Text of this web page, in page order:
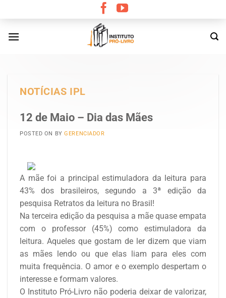
content
NOTÍCIAS IPL
12 de Maio – Dia das Mães
POSTED ON BYGERENCIADOR
A mãe foi a principal estimuladora da leitura para
43% dos brasileiros, segundo a 3ª edição da
pesquisa Retratos da leitura no Brasil!
Na terceira edição da pesquisa a mãe quase empata
com o professor (45%) como estimuladora da
leitura. Aqueles que gostam de ler dizem que viam
as mães lendo ou que elas liam para eles com
muita frequência. O amor e o exemplo despertam o
interesse e formam valores.
O Instituto Pró-Livro não poderia deixar de valorizar,